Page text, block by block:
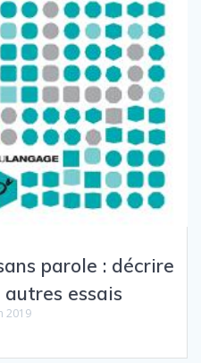
parole : décrire
autres essais
2019